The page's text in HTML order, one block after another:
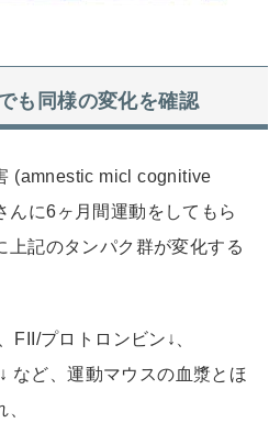
も同様の変化を確認
(amnestic micl cognitive
んに6ヶ月間運動をしてもら
上記のタンパク群が変化する
FII/プロトロンビン↓、
など、運動マウスの血漿とほ